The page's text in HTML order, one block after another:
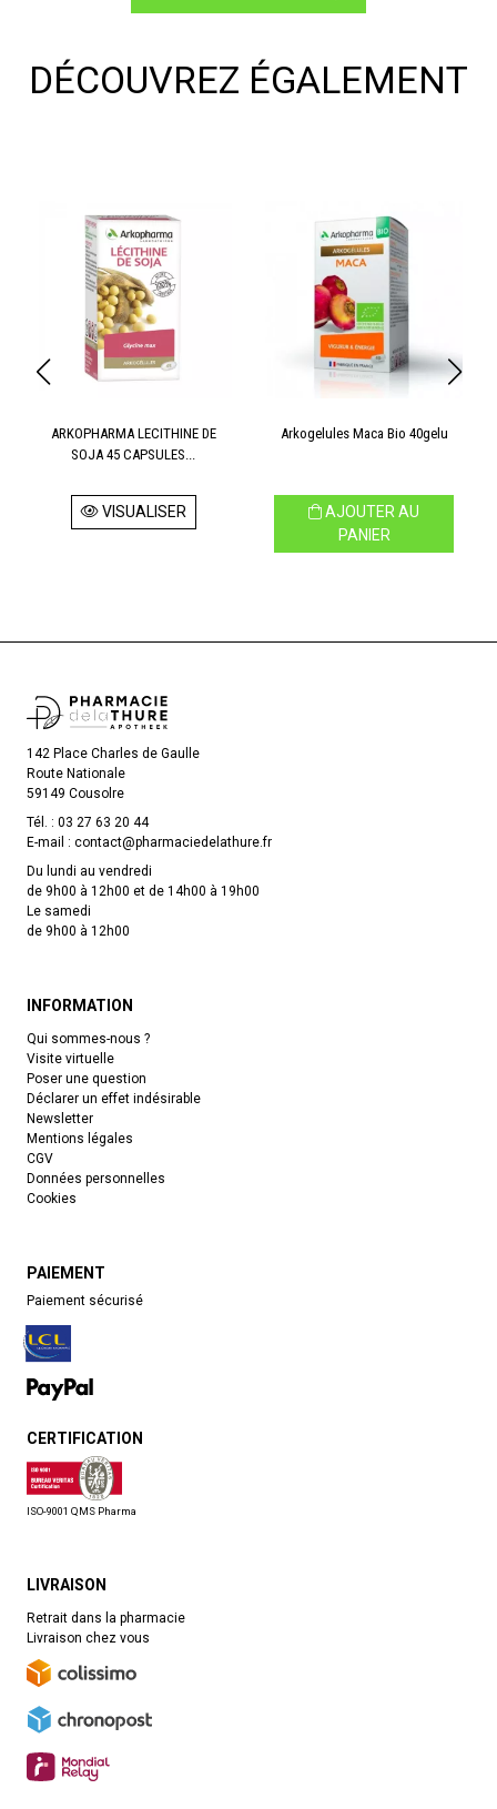
DÉCOUVREZ ÉGALEMENT
ARKOPHARMA LECITHINE DE
SOJA 45 CAPSULES...
VISUALISER
Arkogelules Maca Bio 40gelu
AJOUTER AU
PANIER
142 Place Charles de Gaulle
Route Nationale
59149 Cousolre
Tél. : 03 27 63 20 44
E-mail : contact@pharmaciedelathure.fr
Du lundi au vendredi
de 9h00 à 12h00 et de 14h00 à 19h00
Le samedi
de 9h00 à 12h00
INFORMATION
Qui sommes-nous ?
Visite virtuelle
Poser une question
Déclarer un effet indésirable
Newsletter
Mentions légales
CGV
Données personnelles
Cookies
PAIEMENT
Paiement sécurisé
CERTIFICATION
ISO-9001 QMS Pharma
LIVRAISON
Retrait dans la pharmacie
Livraison chez vous